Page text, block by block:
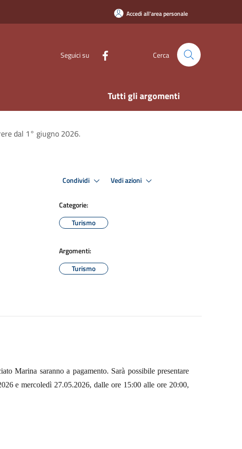
Accedi all'area personale
Seguici su Cerca
Tutti gli argomenti
dal 1° giugno 2026.
Condividi Vedi azioni
Categorie:
Turismo
Argomenti:
Turismo
Marina saranno a pagamento. Sarà possibile presentare
e mercoledì 27.05.2026, dalle ore 15:00 alle ore 20:00,